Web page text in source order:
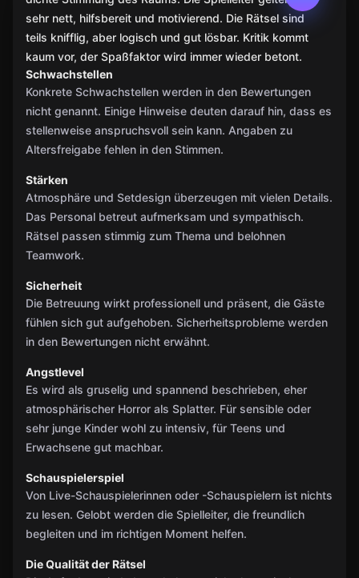
sehr nett, hilfsbereit und motivierend. Die Rätsel sind
teils knifflig, aber logisch und gut lösbar. Kritik kommt
kaum vor, der Spaßfaktor wird immer wieder betont.
Schwachstellen
Konkrete Schwachstellen werden in den Bewertungen
nicht genannt. Einige Hinweise deuten darauf hin, dass es
stellenweise anspruchsvoll sein kann. Angaben zu
Altersfreigabe fehlen in den Stimmen.
Stärken
Atmosphäre und Setdesign überzeugen mit vielen Details.
Das Personal betreut aufmerksam und sympathisch.
Rätsel passen stimmig zum Thema und belohnen
Teamwork.
Sicherheit
Die Betreuung wirkt professionell und präsent, die Gäste
fühlen sich gut aufgehoben. Sicherheitsprobleme werden
in den Bewertungen nicht erwähnt.
Angstlevel
Es wird als gruselig und spannend beschrieben, eher
atmosphärischer Horror als Splatter. Für sensible oder
sehr junge Kinder wohl zu intensiv, für Teens und
Erwachsene gut machbar.
Schauspielerspiel
Von Live-Schauspielerinnen oder -Schauspielern ist nichts
zu lesen. Gelobt werden die Spielleiter, die freundlich
begleiten und im richtigen Moment helfen.
Die Qualität der Rätsel